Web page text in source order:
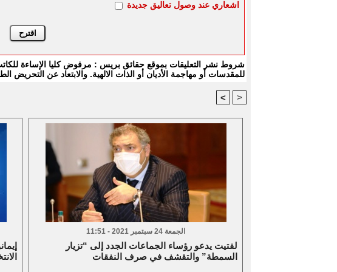
اشعاري عند وصول تعاليق جديدة
شروط نشر التعليقات بموقع حقائق بريس : مرفوض كليا الإساءة
للمقدسات أو مهاجمة الأديان أو الذات الالهية. والابتعاد عن
< >
الجمعة 24 سبتمبر 2021 - 11:51
لفتيت يدعو رؤساء الجماعات الجدد إلى “تزيار
السمطة” والتقشف في صرف النفقات